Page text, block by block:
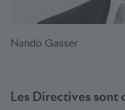
Nando Gasser
Les Directives sont